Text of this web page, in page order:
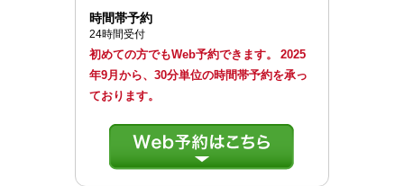
時間帯予約
24時間受付
初めての方でもWeb予約できます。
2025
年9月から、30分単位の時間帯予約を承っ
ております。